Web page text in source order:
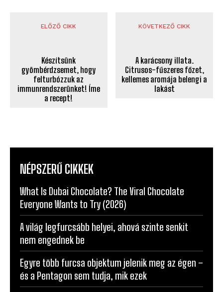
ELŐZŐ CIKK
Készítsünk
KÖVETKEZŐ CIKK
A karácsony illata.
NÉPSZERŰ CIKKEK
What Is Dubai Chocolate? The Viral Chocolate
Everyone Wants to Try (2026)
A világ legfurcsább helyei, ahová szinte senkit
nem engednek be